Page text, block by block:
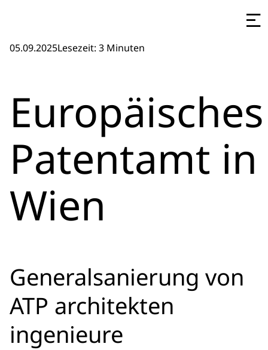
05.09.2025Lesezeit: 3 Minuten
Europäisches
Patentamt in
Wien
Generalsanierung von
ATP architekten
ingenieure